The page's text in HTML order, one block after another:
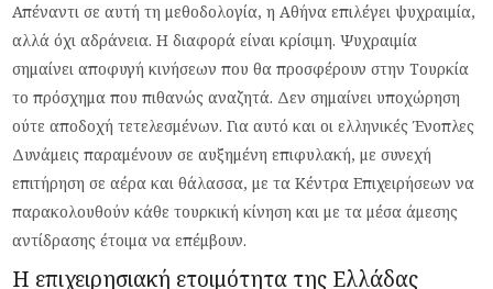
Απέναντι σε αυτή τη μεθοδολογία, η Αθήνα επιλέγει ψυχραιμία,
αλλά όχι αδράνεια. Η διαφορά είναι κρίσιμη. Ψυχραιμία
σημαίνει αποφυγή κινήσεων που θα προσφέρουν στην Τουρκία
το πρόσχημα που πιθανώς αναζητά. Δεν σημαίνει υποχώρηση
ούτε αποδοχή τετελεσμένων. Για αυτό και οι ελληνικές Ένοπλες
Δυνάμεις παραμένουν σε αυξημένη επιφυλακή, με συνεχή
επιτήρηση σε αέρα και θάλασσα, με τα Κέντρα Επιχειρήσεων να
παρακολουθούν κάθε τουρκική κίνηση και με τα μέσα άμεσης
αντίδρασης έτοιμα να επέμβουν.
Η επιχειρησιακή ετοιμότητα της Ελλάδας